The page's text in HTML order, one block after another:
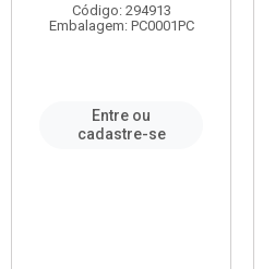
Código: 294913
Embalagem: PC0001PC
Entre ou
cadastre-se